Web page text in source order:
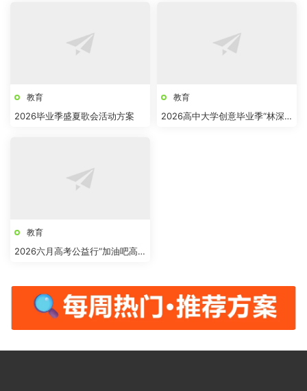
教育
2026毕业季盛夏歌会活动方案
教育
2026高中大学创意毕业季“林深
教育
2026六月高考公益行“加油吧高